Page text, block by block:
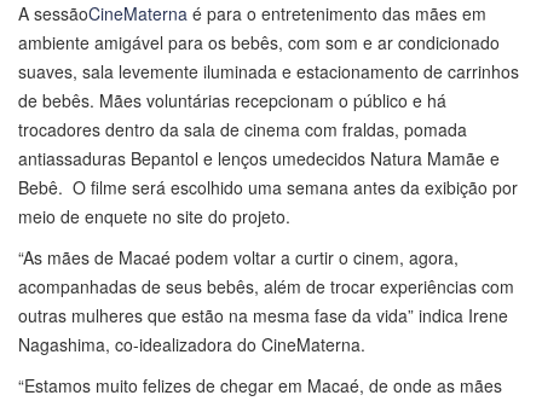
A sessãoCineMaterna é para o entretenimento das mães em
ambiente amigável para os bebês, com som e ar condicionado
suaves, sala levemente iluminada e estacionamento de carrinhos
de bebês. Mães voluntárias recepcionam o público e há
trocadores dentro da sala de cinema com fraldas, pomada
antiassaduras Bepantol e lenços umedecidos Natura Mamãe e
Bebê. O filme será escolhido uma semana antes da exibição por
meio de enquete no site do projeto.
“As mães de Macaé podem voltar a curtir o cinem, agora,
acompanhadas de seus bebês, além de trocar experiências com
outras mulheres que estão na mesma fase da vida” indica Irene
Nagashima, co-idealizadora do CineMaterna.
“Estamos muito felizes de chegar em Macaé, de onde as mães